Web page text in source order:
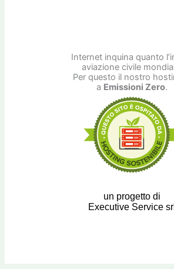
Internet inquina quanto
aviazione civile
Per questo il nostro
a Emissioni Zero.
un progetto di
Executive Service srl